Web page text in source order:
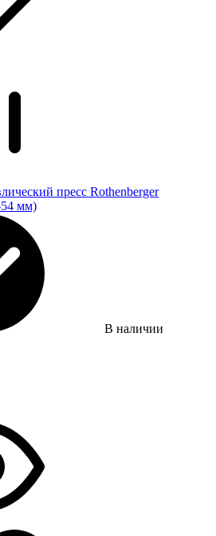
пресс Rothenberger
мм)
В наличии